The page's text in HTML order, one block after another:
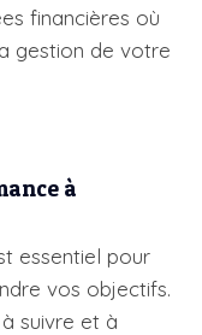
financières où
gestion de votre
à
essentiel pour
vos objectifs.
suivre et à